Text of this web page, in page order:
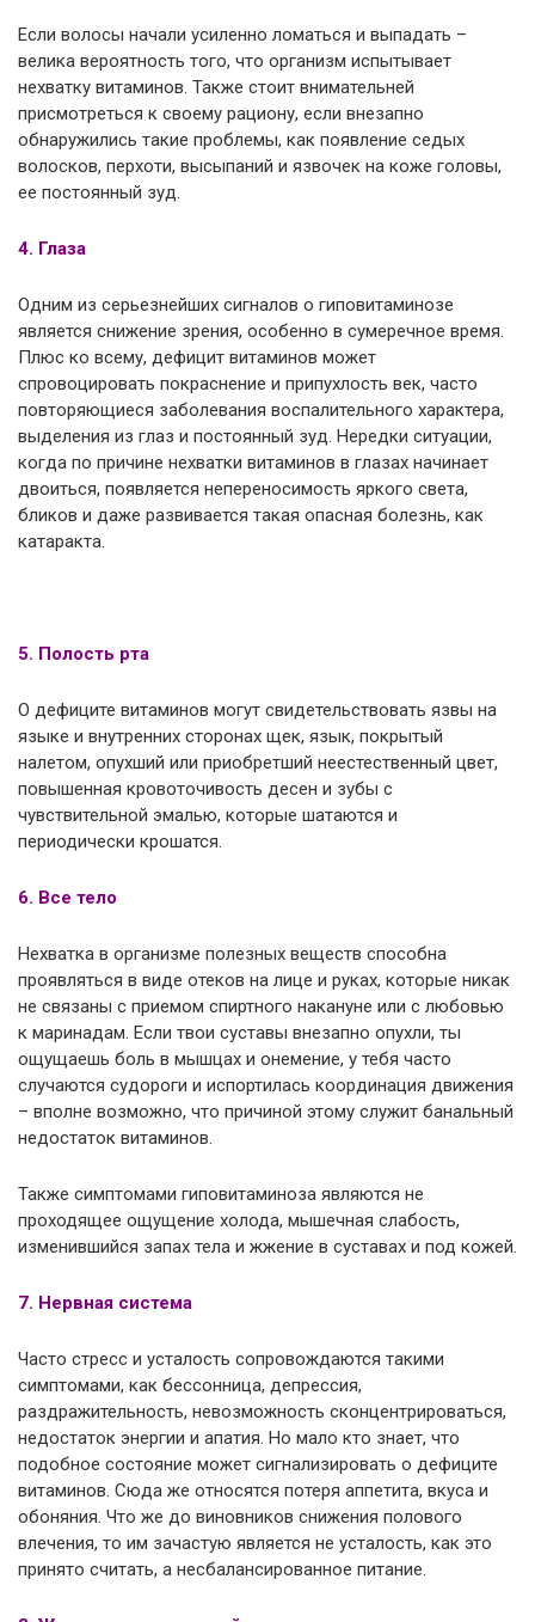
Если волосы начали усиленно ломаться и выпадать –
велика вероятность того, что организм испытывает
нехватку витаминов. Также стоит внимательней
присмотреться к своему рациону, если внезапно
обнаружились такие проблемы, как появление седых
волосков, перхоти, высыпаний и язвочек на коже головы,
ее постоянный зуд.
4. Глаза
Одним из серьезнейших сигналов о гиповитаминозе
является снижение зрения, особенно в сумеречное время.
Плюс ко всему, дефицит витаминов может
спровоцировать покраснение и припухлость век, часто
повторяющиеся заболевания воспалительного характера,
выделения из глаз и постоянный зуд. Нередки ситуации,
когда по причине нехватки витаминов в глазах начинает
двоиться, появляется непереносимость яркого света,
бликов и даже развивается такая опасная болезнь, как
катаракта.
5. Полость рта
О дефиците витаминов могут свидетельствовать язвы на
языке и внутренних сторонах щек, язык, покрытый
налетом, опухший или приобретший неестественный цвет,
повышенная кровоточивость десен и зубы с
чувствительной эмалью, которые шатаются и
периодически крошатся.
6. Все тело
Нехватка в организме полезных веществ способна
проявляться в виде отеков на лице и руках, которые никак
не связаны с приемом спиртного накануне или с любовью
к маринадам. Если твои суставы внезапно опухли, ты
ощущаешь боль в мышцах и онемение, у тебя часто
случаются судороги и испортилась координация движения
– вполне возможно, что причиной этому служит банальный
недостаток витаминов.
Также симптомами гиповитаминоза являются не
проходящее ощущение холода, мышечная слабость,
изменившийся запах тела и жжение в суставах и под кожей.
7. Нервная система
Часто стресс и усталость сопровождаются такими
симптомами, как бессонница, депрессия,
раздражительность, невозможность сконцентрироваться,
недостаток энергии и апатия. Но мало кто знает, что
подобное состояние может сигнализировать о дефиците
витаминов. Сюда же относятся потеря аппетита, вкуса и
обоняния. Что же до виновников снижения полового
влечения, то им зачастую является не усталость, как это
принято считать, а несбалансированное питание.